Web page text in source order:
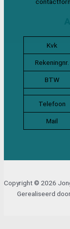
Kvk
Rekeningnr.
BTW
Telefoon
Mail
Copyright © 2026
Gerealiseerd